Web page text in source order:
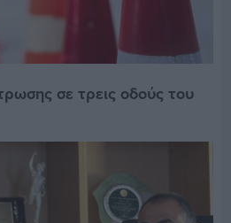
σε τρεις οδούς του